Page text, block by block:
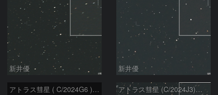
新井優 新井優
アトラス彗星 ( C/2024G6 )：2026/07/09 アトラス彗星 (C/2024J3)：2026/07/09